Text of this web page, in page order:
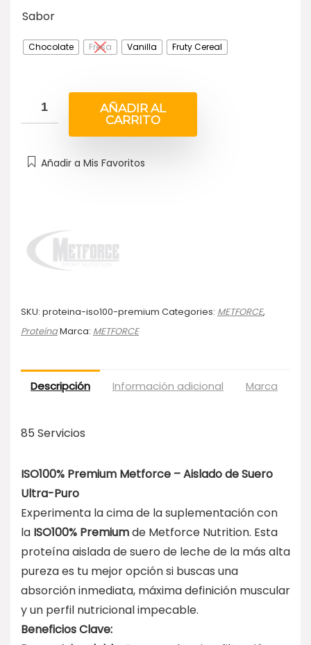
Sabor
Chocolate Fresa Vanilla Fruty Cereal
AÑADIR AL
CARRITO
Añadir a Mis Favoritos
SKU: proteina-iso100-premium Categories: METFORCE,
ProteínaMarca: METFORCE
Descripción Información adicional Marca
85 Servicios
ISO100% Premium Metforce – Aislado de Suero
Ultra-Puro
Experimenta la cima de la suplementación con
la ISO100% Premiumde Metforce Nutrition. Esta
proteína aislada de suero de leche de la más alta
pureza es tu mejor opción si buscas una
absorción inmediata, máxima definición muscular
y un perfil nutricional impecable.
Beneficios Clave: